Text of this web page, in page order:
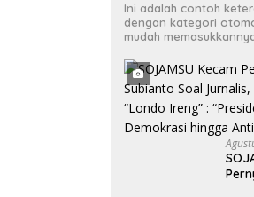
Ini adalah contoh
dengan kategori
mudah